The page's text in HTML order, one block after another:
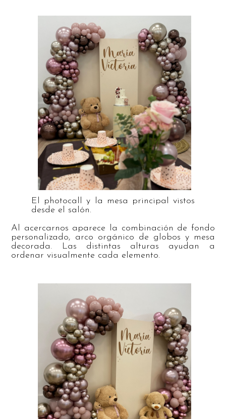
El photocall y la mesa principal vistos
desde el salón.
Al acercarnos aparece la combinación de fondo
personalizado, arco orgánico de globos y mesa
decorada. Las distintas alturas ayudan a
ordenar visualmente cada elemento.